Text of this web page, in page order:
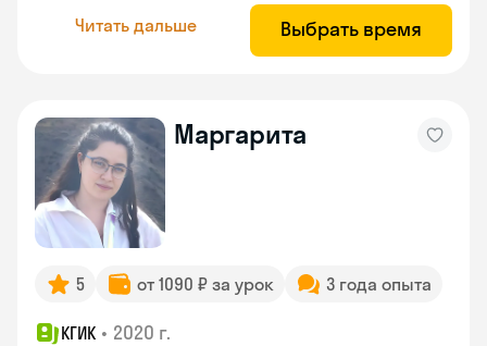
Читать дальше Выбрать время
Маргарита
5 от 1090 ₽ за урок 3 года опыта
КГИК • 2020 г.